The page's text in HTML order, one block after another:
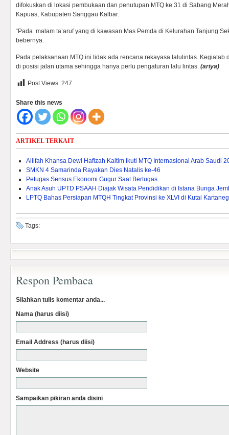
difokuskan di lokasi pembukaan dan penutupan MTQ ke 31 di Sabang
Kapuas, Kabupaten Sanggau Kalbar.
“Pada malam ta’aruf yang di kawasan Mas Pemda di Kelurahan Tanjung
bebernya.
Pada pelaksanaan MTQ ini tidak ada rencana rekayasa lalulintas. Kegiatab
di posisi jalan utama sehingga hanya perlu pengaturan lalu lintas. (ariya)
Post Views: 247
Share this news
ARTIKEL TERKAIT
Aliifah Khansa Dewi Hafizah Kaltim Ikuti MTQ Internasional Arab Saudi
SMKN 4 Samarinda Rayakan Dies Natalis ke-46
Petugas Sensus Ekonomi Gugur Saat Bertugas
Anak Asuh UPTD PSAAH Diajak Wisata Pendidikan di Istana Bunga
LPTQ Bahas Persiapan MTQH Tingkat Provinsi ke XLVI di Kutai
Tags:
Respon Pembaca
Silahkan tulis komentar anda...
Nama (harus diisi)
Email Address (harus diisi)
Website
Sampaikan pikiran anda disini